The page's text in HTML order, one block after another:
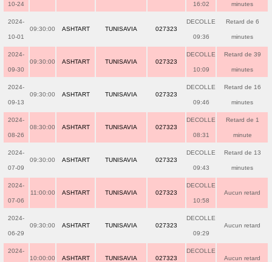
10-24 16:02 minutes
2024-
10-01
09:30:00 ASHTART TUNISAVIA 027323
DECOLLE
09:36
Retard de 6
minutes
2024-
09-30
09:30:00 ASHTART TUNISAVIA 027323
DECOLLE
10:09
Retard de 39
minutes
2024-
09-13
09:30:00 ASHTART TUNISAVIA 027323
DECOLLE
09:46
Retard de 16
minutes
2024-
08-26
08:30:00 ASHTART TUNISAVIA 027323
DECOLLE
08:31
Retard de 1
minute
2024-
07-09
09:30:00 ASHTART TUNISAVIA 027323
DECOLLE
09:43
Retard de 13
minutes
2024-
07-06
11:00:00 ASHTART TUNISAVIA 027323
DECOLLE
10:58
Aucun retard
2024-
06-29
09:30:00 ASHTART TUNISAVIA 027323
DECOLLE
09:29
Aucun retard
2024-
10:00:00 ASHTART TUNISAVIA 027323
DECOLLE
Aucun retard